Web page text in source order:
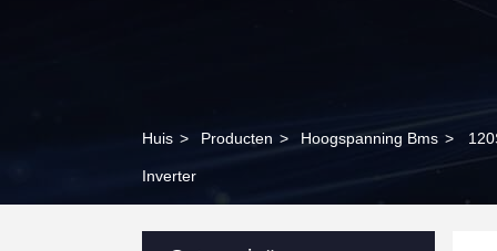
Huis > Producten > Hoogspanning Bms >
Inverter